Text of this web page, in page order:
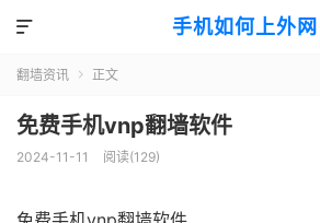
手机如何上外网

翻墙资讯  正文
免费手机vnp翻墙软件
2024-11-11 阅读(129)